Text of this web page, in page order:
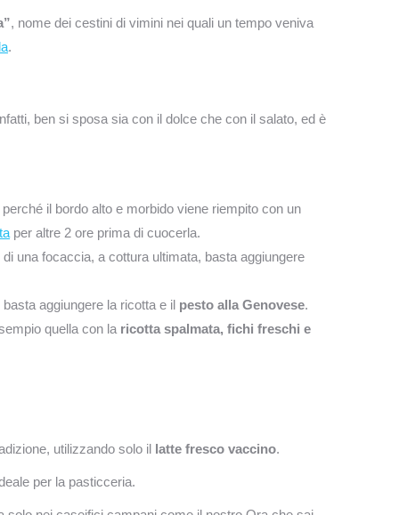
, nome dei cestini di vimini nei quali un tempo veniva
.
ben si sposa sia con il dolce che con il salato, ed è
perché il bordo alto e morbido viene riempito con un
per altre 2 ore prima di cuocerla.
una focaccia, a cottura ultimata, basta aggiungere
basta aggiungere la ricotta e il pesto alla Genovese.
quella con la ricotta spalmata, fichi freschi e
utilizzando solo il latte fresco vaccino.
per la pasticceria.